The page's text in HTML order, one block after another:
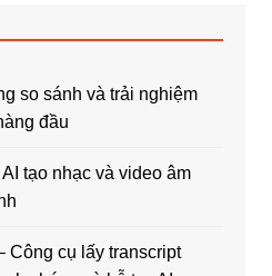
so sánh và trải nghiệm
đầu
tạo nhạc và video âm
Công cụ lấy transcript